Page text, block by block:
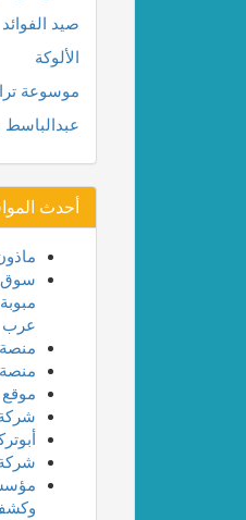
صيد الفوائد
الألوكة
موسوعة
عبدالباسط
أحدث
سوق
عرب
منصة
منصة